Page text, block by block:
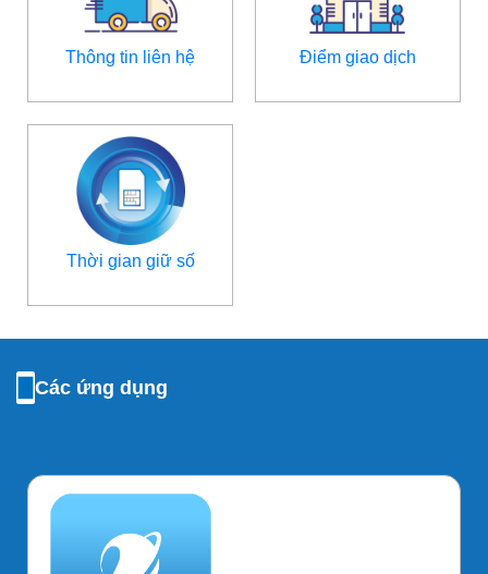
Thông tin liên hệ Điểm giao dịch
Thời gian giữ số
Các ứng dụng